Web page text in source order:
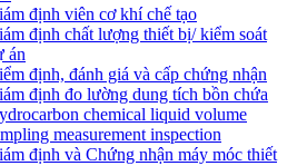
định viên cơ khí chế tạo
định chất lượng thiết bị/ kiểm soát
án
định, đánh giá và cấp chứng nhận
định đo lường dung tích bồn chứa
chemical liquid volume
measurement inspection
định và Chứng nhận máy móc thiết